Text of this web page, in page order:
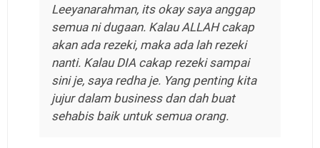
Leeyanarahman, its okay saya anggap
semua ni dugaan. Kalau ALLAH cakap
akan ada rezeki, maka ada lah rezeki
nanti. Kalau DIA cakap rezeki sampai
sini je, saya redha je. Yang penting kita
jujur dalam business dan dah buat
sehabis baik untuk semua orang.